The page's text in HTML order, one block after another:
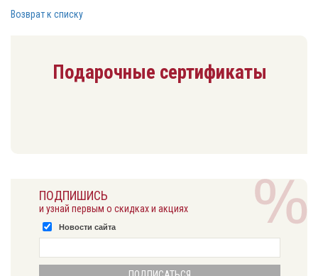
Возврат к списку
Подарочные сертификаты
ПОДПИШИСЬ
и узнай первым о скидках и акциях
Новости сайта